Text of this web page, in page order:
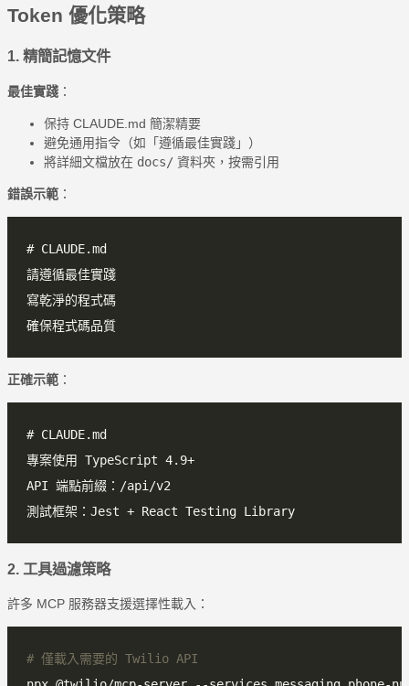
Token 優化策略
1. 精簡記憶文件
最佳實踐 ：
保持 CLAUDE.md 簡潔精要
避免通用指令（如「遵循最佳實踐」）
將詳細文檔放在 docs/ 資料夾，按需引用
錯誤示範 ：
正確示範 ：
2. 工具過濾策略
許多 MCP 服務器支援選擇性載入：
# 僅載入需要的 Twilio API